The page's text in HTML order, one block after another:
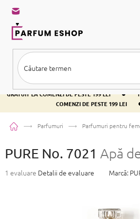
conținut
TRANSPORT GRATUIT LA COMENZI DE PESTE 199
GRATUIT LA COMENZI DE PESTE 199 LEI
•
COMENZI DE PESTE 199 LEI
Acasă Parfumuri Parfumuri pentru
PURE No. 7021 Apă
Evaluarea
1 evaluare Detalii de evaluare Marcă: